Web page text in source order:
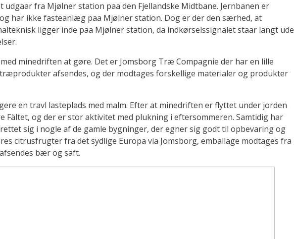
udgaar fra Mjølner station paa den Fjellandske Midtbane. Jernbanen er
har ikke fasteanlæg paa Mjølner station. Dog er der den særhed, at
ligger inde paa Mjølner station, da indkørselssignalet staar langt ude
minedriften at gøre. Det er Jomsborg Træ Compagnie der har en lille
afsendes, og der modtages forskellige materialer og produkter
en travl lasteplads med malm. Efter at minedriften er flyttet under jorden
Fältet, og der er stor aktivitet med plukning i eftersommeren. Samtidig har
sig i nogle af de gamle bygninger, der egner sig godt til opbevaring og
citrusfrugter fra det sydlige Europa via Jomsborg, emballage modtages fra
bær og saft.